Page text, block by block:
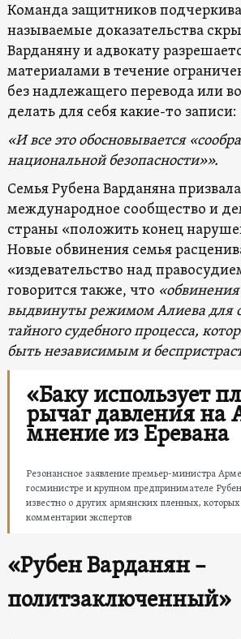
Команда защитников
называемые доказательства
Варданяну и адвокату
материалами в течение
без надлежащего перевода или
делать для себя какие-то записи:
«И все это обосновывается
национальной безопасности»».
Семья Рубена Варданяна призвала
международное сообщество и
страны «положить конец
Новые обвинения семья
«издевательство над
говорится также, что
выдвинуты режимом Алиева для
тайного судебного процесса,
быть независимым и
«Баку использует
рычаг давления
мнение из Еревана
Резонансное заявление премьер-министра
госминистре и крупном предпринимателе
известно о других армянских пленных,
комментарии экспертов
«Рубен Варданян –
политзаключенный»